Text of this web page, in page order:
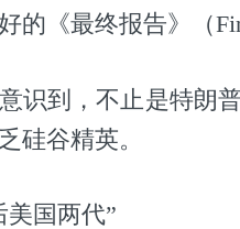
的《最终报告》（
识到，不止是特朗
硅谷精英。
美国两代”